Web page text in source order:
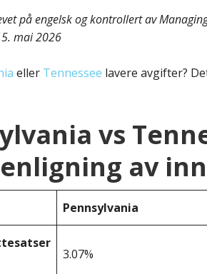
på engelsk og kontrollert av
mai 2026
eller Tennessee lavere avgifter?
vs
av
Pennsylvania
3.07%